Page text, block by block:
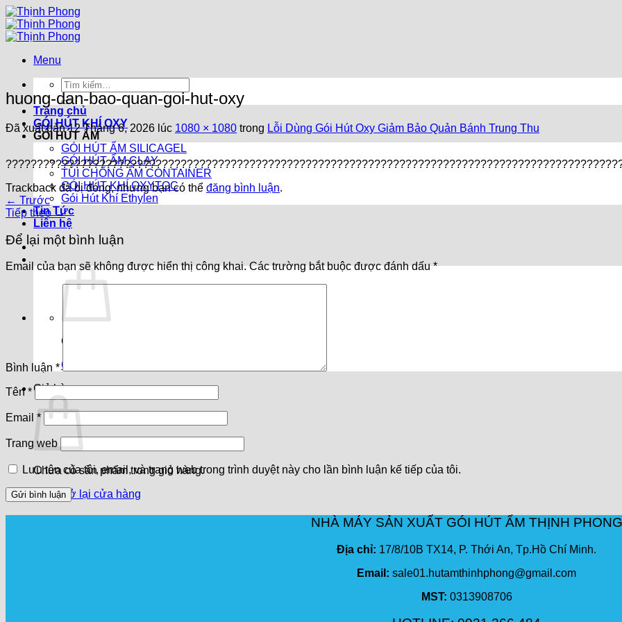
Chuyển
đến
nội
Menu
Tìm
kiếm:
Trang chủ
GÓI HÚT KHÍ OXY
GÓI HÚT ẨM
GÓI HÚT ẨM SILICAGEL
GÓI HÚT ẨM CLAY
TÚI CHỐNG ẨM CONTAINER
GÓI HÚT KHÍ OXYTOC
Gói Hút Khí Ethylen
Tin Tức
Liên hệ
Chưa có sản phẩm trong giỏ hàng.
Quay trở lại cửa hàng
Giỏ hàng
Chưa có sản phẩm trong giỏ hàng.
Quay trở lại cửa hàng
huong-dan-bao-quan-goi-hut-oxy
Đã xuất bản12 Tháng 6, 2026 lúc 1080 × 1080 trong Lỗi Dùng Gói Hút Oxy Giảm Bảo Quản Bánh Trung Thu
Trackback đã bị đóng, nhưng bạn có thể đăng bình luận.
← Trước
Tiếp theo→
Để lại một bình luận
Email của bạn sẽ không được hiển thị công khai. Các trường bắt buộc được đánh dấu*
Bình luận *
Tên*
Email *
Trang web
Lưu tên của tôi, email, và trang web trong trình duyệt này cho lần bình luận kế tiếp của tôi.
NHÀ MÁY SẢN XUẤT GÓI HÚT ẨM THỊNH PHONG
Địa chỉ: 17/8/10B TX14, P. Thới An, Tp.Hồ Chí Minh.
Email: sale01.hutamthinhphong@gmail.com
MST: 0313908706